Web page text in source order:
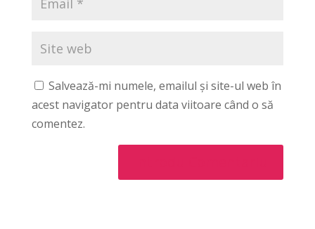
Salvează-mi numele, emailul și site-ul web în
acest navigator pentru data viitoare când o să
comentez.